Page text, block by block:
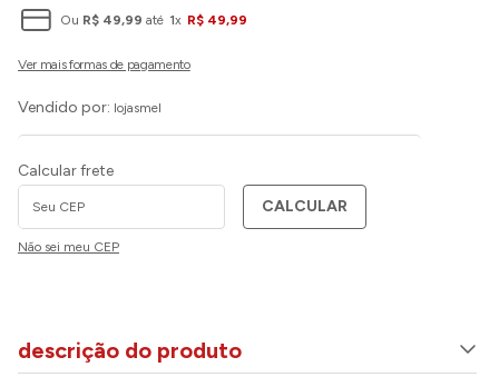
Ou R$ 49,99 até 1x R$ 49,99
Vendido por: lojasmel
Calcular frete
CALCULAR
Não sei meu CEP
descrição do produto